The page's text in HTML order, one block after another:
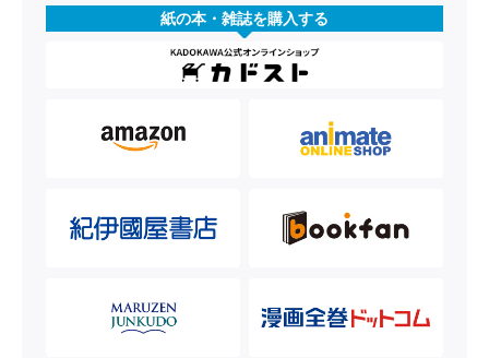
紙の本・雑誌を購入する